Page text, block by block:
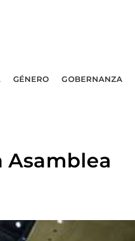
GÉNERO GOBERNANZA
Asamblea